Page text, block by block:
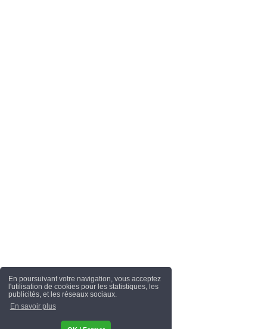
En poursuivant votre navigation, vous acceptez
l'utilisation de cookies pour les statistiques, les
publicités, et les réseaux sociaux.
En savoir plus